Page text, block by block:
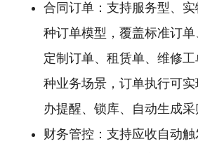
合同订单：支持服务型、
种订单模型，覆盖标准订
定制订单、租赁单、维修
种业务场景，订单执行可
办提醒、锁库、自动生成采
财务管控：支持应收自动